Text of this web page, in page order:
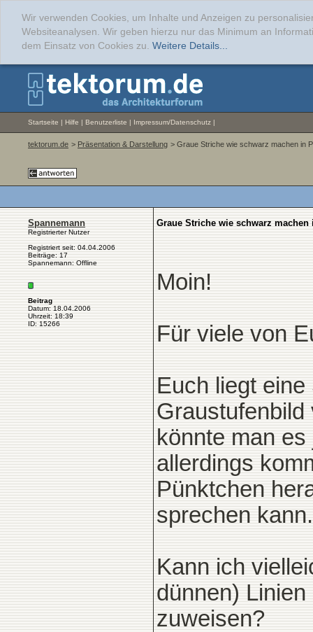
Wir verwenden Cookies, um Inhalte und Anzeigen zu
Websiteanalysen. Wir geben hierzu nur das Minimum an
dem Einsatz von Cookies zu. Weitere Details...
Startseite | Hilfe | Benutzerliste | Impressum/Datenschutz |
tektorum.de > Präsentation & Darstellung > Graue Striche wie schwarz machen in
Spannemann
Registrierter Nutzer
Registriert seit: 04.04.2006
Beiträge: 17
Spannemann: Offline
Beitrag
Datum: 18.04.2006
Uhrzeit: 18:39
ID: 15266
Graue Striche wie schwarz
Moin!
Für viele von
Euch liegt
könnte man
allerdings
Pünktchen
sprechen kann.
Kann ich
dünnen)
zuweisen?